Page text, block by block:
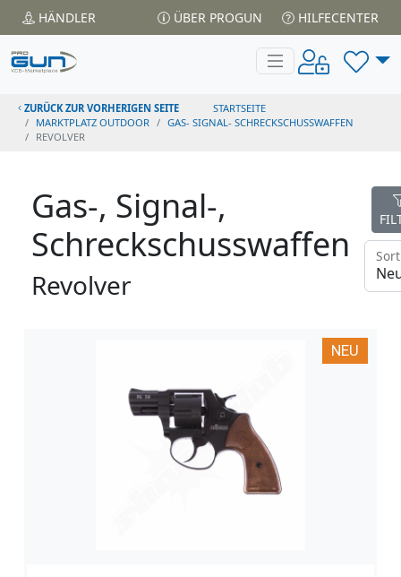
HÄNDLER ÜBER PROGUN HILFECENTER
ZURÜCK ZUR VORHERIGEN SEITE
STARTSEITE
MARKTPLATZ OUTDOOR
GAS- SIGNAL- SCHRECKSCHUSSWAFFEN
REVOLVER
Gas-, Signal-,
Schreckschusswaffen
Revolver
NEU